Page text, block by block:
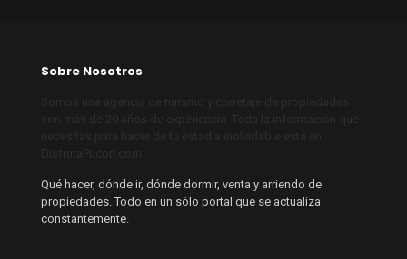
Sobre Nosotros
Qué hacer, dónde ir, dónde dormir, venta y arriendo de
propiedades. Todo en un sólo portal que se actualiza
constantemente.